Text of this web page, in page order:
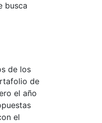
busca
de los
de
el año
el